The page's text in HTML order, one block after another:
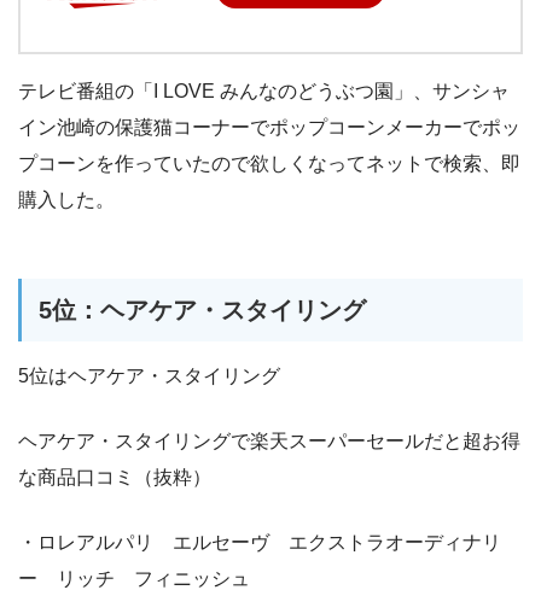
テレビ番組の「I LOVE みんなのどうぶつ園」、サンシャ
イン池崎の保護猫コーナーでポップコーンメーカーでポッ
プコーンを作っていたので欲しくなってネットで検索、即
購入した。
5位：ヘアケア・スタイリング
5位はヘアケア・スタイリング
ヘアケア・スタイリングで楽天スーパーセールだと超お得
な商品口コミ（抜粋）
・ロレアルパリ エルセーヴ エクストラオーディナリ
ー リッチ フィニッシュ